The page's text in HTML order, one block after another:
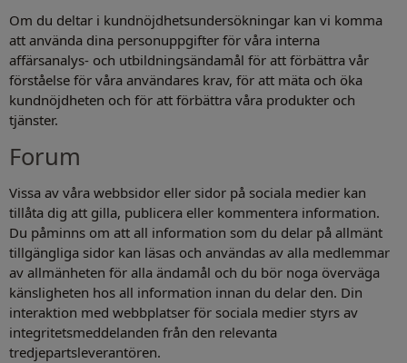
Om du deltar i kundnöjdhetsundersökningar kan vi komma
att använda dina personuppgifter för våra interna
affärsanalys- och utbildningsändamål för att förbättra vår
förståelse för våra användares krav, för att mäta och öka
kundnöjdheten och för att förbättra våra produkter och
tjänster.
Forum
Vissa av våra webbsidor eller sidor på sociala medier kan
tillåta dig att gilla, publicera eller kommentera information.
Du påminns om att all information som du delar på allmänt
tillgängliga sidor kan läsas och användas av alla medlemmar
av allmänheten för alla ändamål och du bör noga överväga
känsligheten hos all information innan du delar den. Din
interaktion med webbplatser för sociala medier styrs av
integritetsmeddelanden från den relevanta
tredjepartsleverantören.